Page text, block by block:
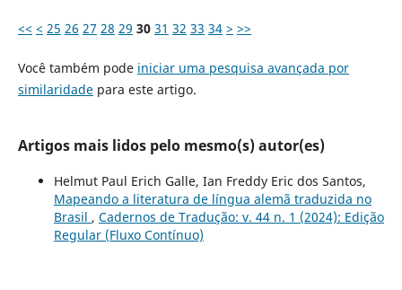
<< < 25 26 27 28 29 30 31 32 33 34 > >>
Você também pode iniciar uma pesquisa avançada por
similaridadepara este artigo.
Artigos mais lidos pelo mesmo(s) autor(es)
Helmut Paul Erich Galle, Ian Freddy Eric dos Santos,
Mapeando a literatura de língua alemã traduzida no
Brasil , Cadernos de Tradução: v. 44 n. 1 (2024): Edição
Regular (Fluxo Contínuo)